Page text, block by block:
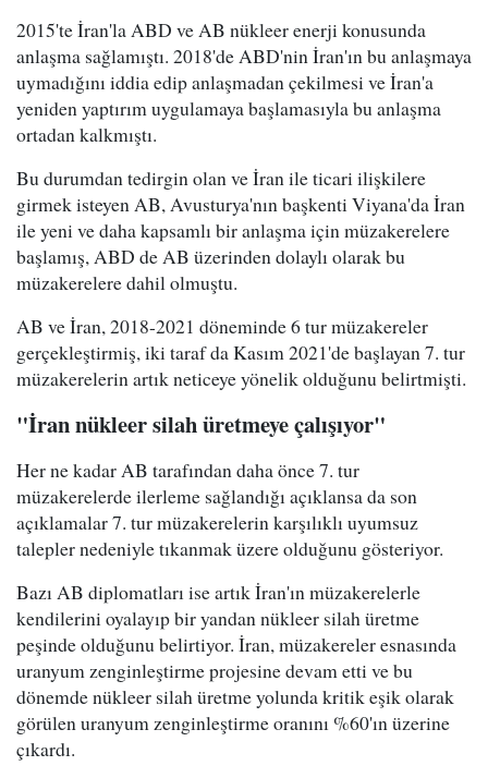
2015'te İran'la ABD ve AB nükleer enerji konusunda
anlaşma sağlamıştı. 2018'de ABD'nin İran'ın bu anlaşmaya
uymadığını iddia edip anlaşmadan çekilmesi ve İran'a
yeniden yaptırım uygulamaya başlamasıyla bu anlaşma
ortadan kalkmıştı.
Bu durumdan tedirgin olan ve İran ile ticari ilişkilere
girmek isteyen AB, Avusturya'nın başkenti Viyana'da İran
ile yeni ve daha kapsamlı bir anlaşma için müzakerelere
başlamış, ABD de AB üzerinden dolaylı olarak bu
müzakerelere dahil olmuştu.
AB ve İran, 2018-2021 döneminde 6 tur müzakereler
gerçekleştirmiş, iki taraf da Kasım 2021'de başlayan 7. tur
müzakerelerin artık neticeye yönelik olduğunu belirtmişti.
"İran nükleer silah üretmeye çalışıyor"
Her ne kadar AB tarafından daha önce 7. tur
müzakerelerde ilerleme sağlandığı açıklansa da son
açıklamalar 7. tur müzakerelerin karşılıklı uyumsuz
talepler nedeniyle tıkanmak üzere olduğunu gösteriyor.
Bazı AB diplomatları ise artık İran'ın müzakerelerle
kendilerini oyalayıp bir yandan nükleer silah üretme
peşinde olduğunu belirtiyor. İran, müzakereler esnasında
uranyum zenginleştirme projesine devam etti ve bu
dönemde nükleer silah üretme yolunda kritik eşik olarak
görülen uranyum zenginleştirme oranını %60'ın üzerine
çıkardı.